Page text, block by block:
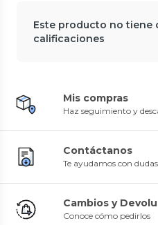
Este producto no tiene
calificaciones
Mis compras
Haz seguimiento y
Contáctanos
Te ayudamos con
Cambios y
Conoce cómo pedirlos